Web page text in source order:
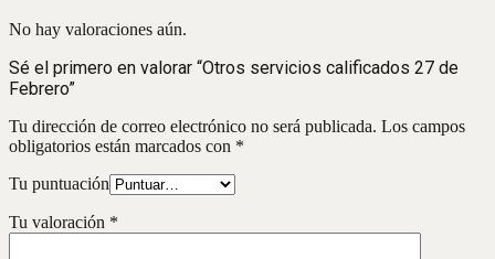
No hay valoraciones aún.
Sé el primero en valorar “Otros servicios calificados 27 de
Febrero”
Tu dirección de correo electrónico no será publicada. Los campos
obligatorios están marcados con *
Tu puntuación
Tu valoración *